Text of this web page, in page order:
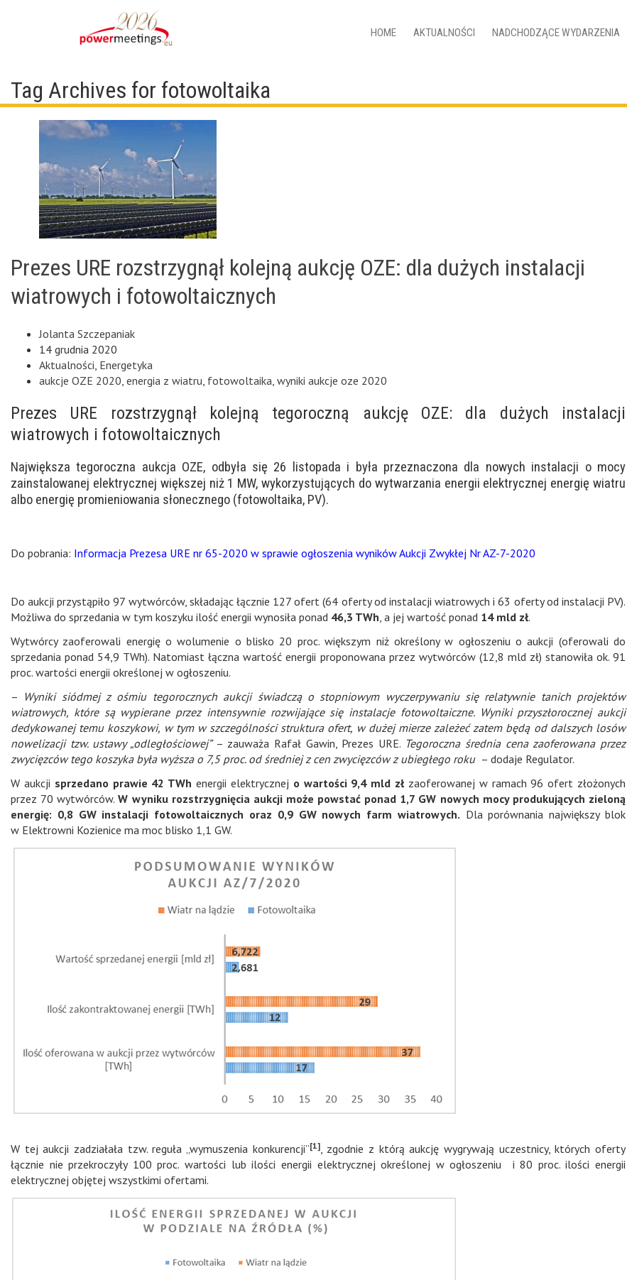
HOME AKTUALNOŚCI NADCHODZĄCE WYDARZENIA
Tag Archives for fotowoltaika
Prezes URE rozstrzygnął kolejną aukcję OZE: dla dużych instalacji
wiatrowych i fotowoltaicznych
Jolanta Szczepaniak
14 grudnia 2020
Aktualności Energetyka
aukcje OZE 2020 energia z wiatru fotowoltaika wyniki aukcje oze 2020
Prezes URE rozstrzygnął kolejną tegoroczną aukcję OZE: dla dużych instalacji
wiatrowych i fotowoltaicznych
Największa tegoroczna aukcja OZE, odbyła się 26 listopada i była przeznaczona dla nowych instalacji o mocy
zainstalowanej elektrycznej większej niż 1 MW, wykorzystujących do wytwarzania energii elektrycznej energię wiatru
albo energię promieniowania słonecznego (fotowoltaika, PV).
Do pobrania: Informacja Prezesa URE nr 65-2020 w sprawie ogłoszenia wyników Aukcji Zwykłej Nr AZ-7-2020
Do aukcji przystąpiło 97 wytwórców, składając łącznie 127 ofert (64 oferty od instalacji wiatrowych i 63 oferty od instalacji PV).
Możliwa do sprzedania w tym koszyku ilość energii wynosiła ponad 46,3 TWh, a jej wartość ponad 14 mld zł.
Wytwórcy zaoferowali energię o wolumenie o blisko 20 proc. większym niż określony w ogłoszeniu o aukcji (oferowali do
sprzedania ponad 54,9 TWh). Natomiast łączna wartość energii proponowana przez wytwórców (12,8 mld zł) stanowiła ok. 91
proc. wartości energii określonej w ogłoszeniu.
– Wyniki siódmej z ośmiu tegorocznych aukcji świadczą o stopniowym wyczerpywaniu się relatywnie tanich projektów
wiatrowych, które są wypierane przez intensywnie rozwijające się instalacje fotowoltaiczne. Wyniki przyszłorocznej aukcji
dedykowanej temu koszykowi, w tym w szczególności struktura ofert, w dużej mierze zależeć zatem będą od dalszych losów
nowelizacji tzw. ustawy „odległościowej”– zauważa Rafał Gawin, Prezes URE. Tegoroczna średnia cena zaoferowana przez
zwycięzców tego koszyka była wyższa o 7,5 proc. od średniej z cen zwycięzców z ubiegłego roku – dodaje Regulator.
W aukcji sprzedano prawie 42 TWhenergii elektrycznej o wartości 9,4 mld zł zaoferowanej w ramach 96 ofert złożonych
przez 70 wytwórców.W wyniku rozstrzygnięcia aukcji może powstać ponad 1,7 GW nowych mocy produkujących zieloną
energię: 0,8 GW instalacji fotowoltaicznych oraz 0,9 GW nowych farm wiatrowych. Dla porównania największy blok
w Elektrowni Kozienice ma moc blisko 1,1 GW.
W tej aukcji zadziałała tzw. reguła „wymuszenia konkurencji”[1], zgodnie z którą aukcję wygrywają uczestnicy, których oferty
łącznie nie przekroczyły 100 proc. wartości lub ilości energii elektrycznej określonej w ogłoszeniu i 80 proc. ilości energii
elektrycznej objętej wszystkimi ofertami.